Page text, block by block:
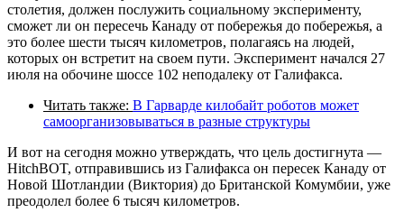
столетия, должен послужить социальному эксперименту,
сможет ли он пересечь Канаду от побережья до побережья, а
это более шести тысяч километров, полагаясь на людей,
которых он встретит на своем пути. Эксперимент начался 27
июля на обочине шоссе 102 неподалеку от Галифакса.
Читать также: В Гарварде килобайт роботов может
самоорганизовываться в разные структуры
И вот на сегодня можно утверждать, что цель достигнута —
HitchBOT, отправившись из Галифакса он пересек Канаду от
Новой Шотландии (Виктория) до Британской Комумбии, уже
преодолел более 6 тысяч километров.